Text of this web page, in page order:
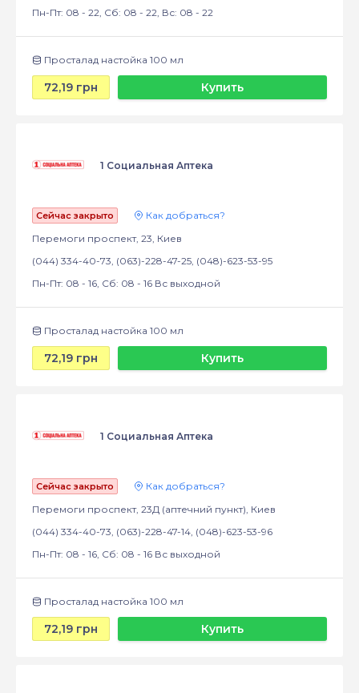
Пн-Пт: 08 - 22, Сб: 08 - 22, Вс: 08 - 22
Просталад настойка 100 мл
72,19 грн Купить
1 Социальная Аптека
Сейчас закрыто
Как добраться?
Перемоги проспект, 23, Киев
(044) 334-40-73, (063)-228-47-25, (048)-623-53-95
Пн-Пт: 08 - 16, Сб: 08 - 16 Вс выходной
Просталад настойка 100 мл
72,19 грн Купить
1 Социальная Аптека
Сейчас закрыто
Как добраться?
Перемоги проспект, 23Д (аптечний пункт), Киев
(044) 334-40-73, (063)-228-47-14, (048)-623-53-96
Пн-Пт: 08 - 16, Сб: 08 - 16 Вс выходной
Просталад настойка 100 мл
72,19 грн Купить